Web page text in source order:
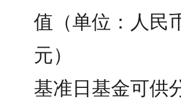
值（单位：人
          元）
基准日基金可供